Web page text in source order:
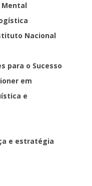
Mental
Nacional
para o Sucesso
em
e
e estratégia